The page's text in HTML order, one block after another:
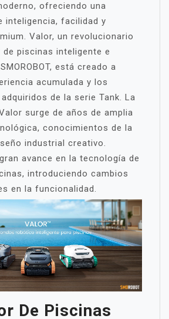
ofreciendo una
inteligencia, facilidad y
Valor, un revolucionario
piscinas inteligente e
está creado a
acumulada y los
de la serie Tank. La
surge de años de amplia
conocimientos de la
industrial creativo.
avance en la tecnología de
introduciendo cambios
en la funcionalidad.
De Piscinas